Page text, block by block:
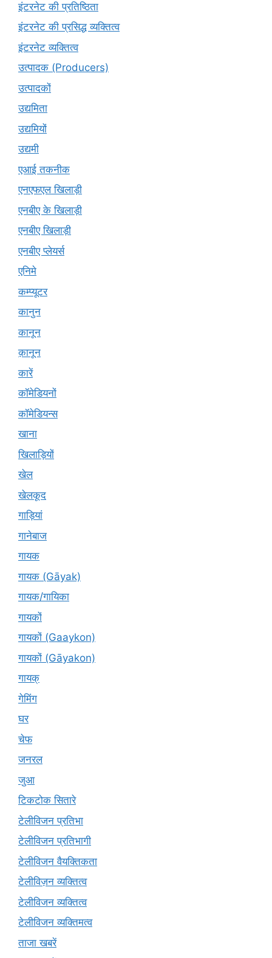
इंटरनेट की प्रतिष्ठिता
इंटरनेट की प्रसिद्ध व्यक्तित्व
इंटरनेट व्यक्तित्व
उत्पादक (Producers)
उत्पादकों
उद्यमिता
उद्यमियों
उद्यमी
एआई तकनीक
एनएफएल खिलाड़ी
एनबीए के खिलाड़ी
एनबीए खिलाड़ी
एनबीए प्लेयर्स
एनिमे
कम्प्यूटर
कानुन
कानून
क़ानून
कारें
कॉमेडियनों
कॉमेडियन्स
खाना
खिलाड़ियों
खेल
खेलकूद
गाड़ियां
गानेबाज
गायक
गायक (Gāyak)
गायक/गायिका
गायकों
गायकों (Gaaykon)
गायकों (Gāyakon)
गायक्
गेमिंग
घर
चेफ
जनरल
जुआ
टिकटोक सितारे
टेलीविजन प्रतिभा
टेलीविजन प्रतिभागी
टेलीविजन वैयक्तिकता
टेलीविज़न व्यक्तित्व
टेलीविजन व्यक्तित्व
टेलीविजन व्यक्तिमत्व
ताजा खबरें